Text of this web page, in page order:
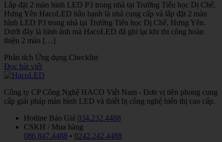
Lắp đặt 2 màn hình LED P3 trong nhà tại Trường Tiểu học Dị Chế,
Hưng Yên HacoLED hân hạnh là nhà cung cấp và lắp đặt 2 màn
hình LED P3 trong nhà tại Trường Tiểu học Dị Chế, Hưng Yên.
Dưới đây là hình ảnh mà HacoLED đã ghi lại khi thi công hoàn
thiện 2 màn […]
Phân tích Ứng dụng Checklist
Đọc bài viết
Công ty CP Công Nghệ HACO Việt Nam - Đơn vị tiên phong cung
cấp giải pháp màn hình LED và thiết bị công nghệ hiển thị cao cấp.
Hotline Báo Giá 034.232.4488
CSKH / Mua hàng
086.847.4488 • 0242.242.4488